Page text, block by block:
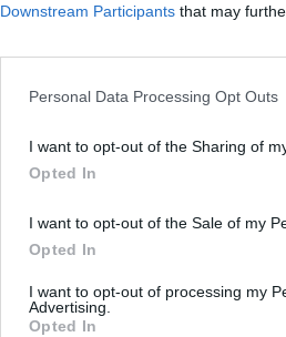
Downstream Participants that may
Personal Data Processing Opt Outs
I want to opt-out of the Sharing of
Opted In
I want to opt-out of the Sale of my
Opted In
I want to opt-out of processing my
Advertising.
Opted In